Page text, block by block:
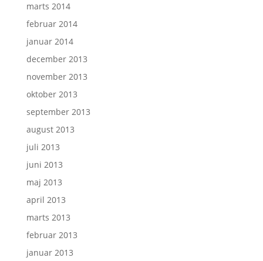
marts 2014
februar 2014
januar 2014
december 2013
november 2013
oktober 2013
september 2013
august 2013
juli 2013
juni 2013
maj 2013
april 2013
marts 2013
februar 2013
januar 2013